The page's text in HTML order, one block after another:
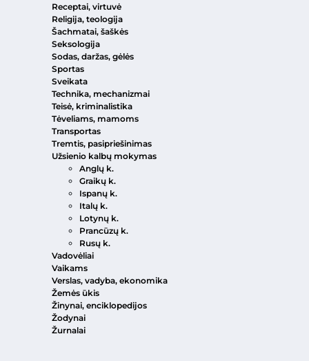
Receptai, virtuvė
Religija, teologija
Šachmatai, šaškės
Seksologija
Sodas, daržas, gėlės
Sportas
Sveikata
Technika, mechanizmai
Teisė, kriminalistika
Tėveliams, mamoms
Transportas
Tremtis, pasipriešinimas
Užsienio kalbų mokymas
Anglų k.
Graikų k.
Ispanų k.
Italų k.
Lotynų k.
Prancūzų k.
Rusų k.
Vadovėliai
Vaikams
Verslas, vadyba, ekonomika
Žemės ūkis
Žinynai, enciklopedijos
Žodynai
Žurnalai